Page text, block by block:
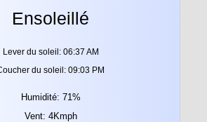
Ensoleillé
Lever du soleil: 06:37 AM
du soleil: 09:03 PM
Humidité: 71%
Vent: 4Kmph